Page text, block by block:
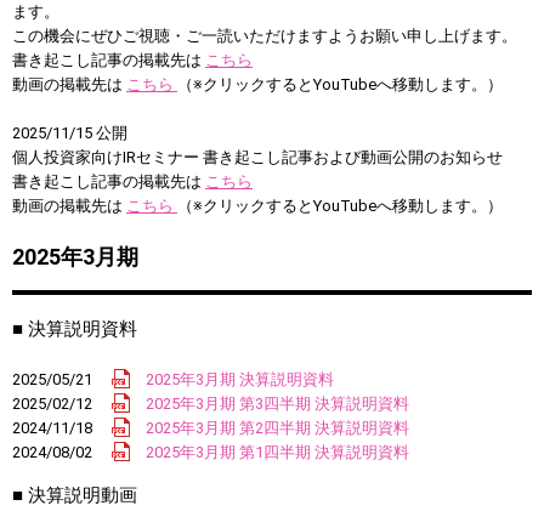
ます。
この機会にぜひご視聴・ご一読いただけますようお願い申し上げます。
書き起こし記事の掲載先は こちら
動画の掲載先は こちら （※クリックするとYouTubeへ移動します。）
2025/11/15 公開
個人投資家向けIRセミナー 書き起こし記事および動画公開のお知らせ
書き起こし記事の掲載先は こちら
動画の掲載先は こちら （※クリックするとYouTubeへ移動します。）
2025年3月期
■ 決算説明資料
2025/05/21
2025年3月期 決算説明資料
2025/02/12
2025年3月期 第3四半期 決算説明資料
2024/11/18
2025年3月期 第2四半期 決算説明資料
2024/08/02
2025年3月期 第1四半期 決算説明資料
■ 決算説明動画